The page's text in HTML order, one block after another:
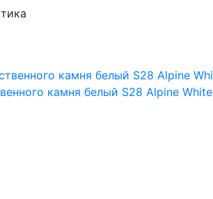
камня белый S28 Alpine White